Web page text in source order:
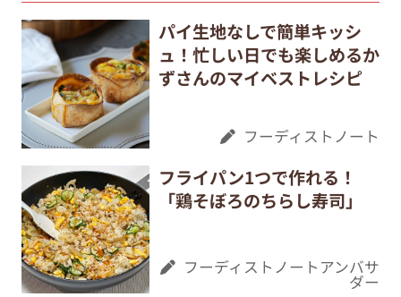
パイ生地なしで簡単キッシ
ュ！忙しい日でも楽しめるか
ずさんのマイベストレシピ
フーディストノート
フライパン1つで作れる！
「鶏そぼろのちらし寿司」
フーディストノートアンバサ
ダー